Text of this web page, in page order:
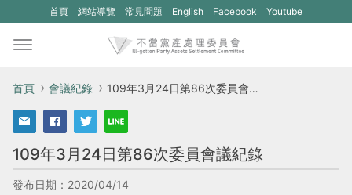
首頁 網站導覽 常見問題 English
(另
視
開
Facebook
(另
Youtube
首頁 會議紀錄 109年3月24日第86次委員會議紀錄
109年3月24日第86次委員會議紀錄
發布日期：2020/04/14